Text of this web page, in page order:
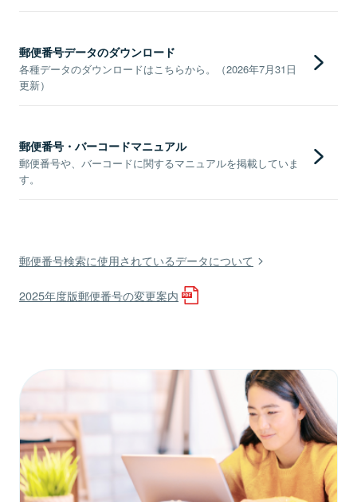
郵便番号データのダウンロード
各種データのダウンロードはこちらから。（2026年7月31日
更新）
郵便番号・バーコードマニュアル
郵便番号や、バーコードに関するマニュアルを掲載していま
す。
郵便番号検索に使用されているデータについて
2025年度版郵便番号の変更案内